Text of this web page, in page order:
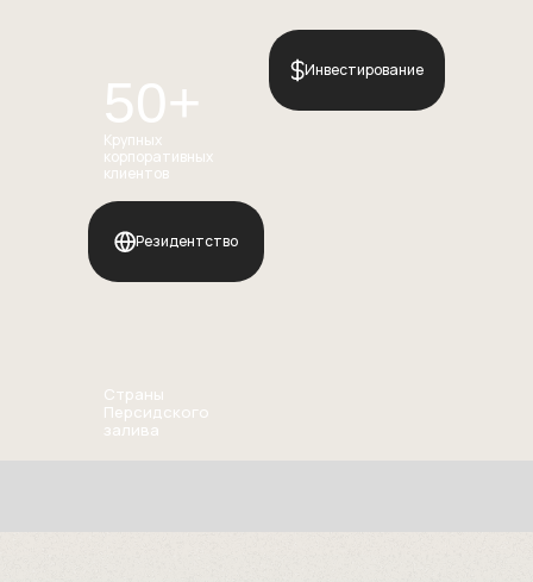
Крупных
корпоративных
клиентов
50+
Инвестирование
Страны
Персидского
залива
Резидентство
Юридическое сопровождение бизнеса
Подготовка ВЭД-контрактов и legal opinion
Сопровождение сделок M&A
Консультирование по выходу
Представление в органах власти и деловых
Открытие корпоративных счётов
Юридическое сопровождение бизнеса